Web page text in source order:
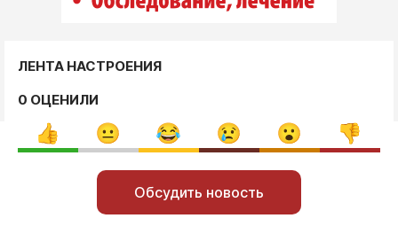
ЛЕНТА НАСТРОЕНИЯ
0 ОЦЕНИЛИ
Обсудить новость